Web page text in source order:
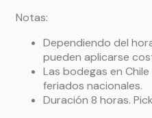
Notas:
Dependiendo del
pueden aplicarse
Las bodegas en
feriados nacionales.
Duración 8 horas.